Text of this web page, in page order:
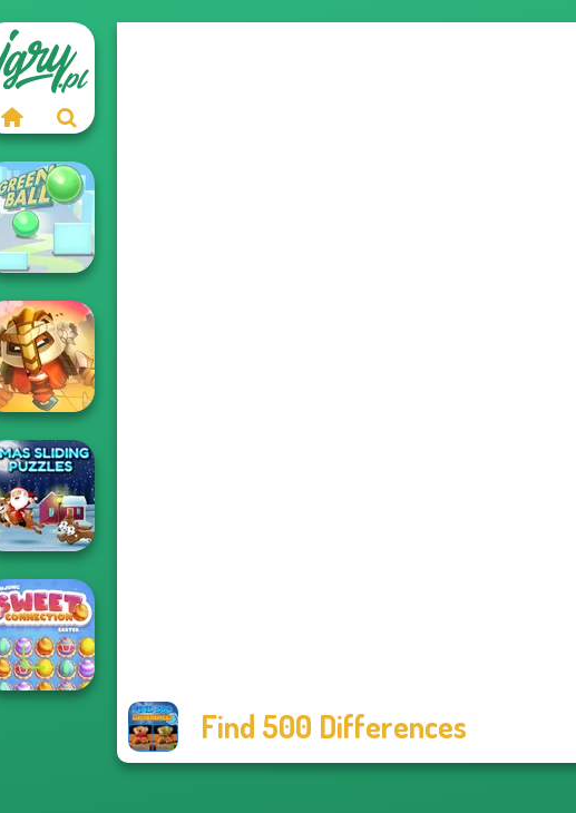
Find 500 Differences
Green Ball
For Honor
Warriors io
Xmas Sliding
Puzzles